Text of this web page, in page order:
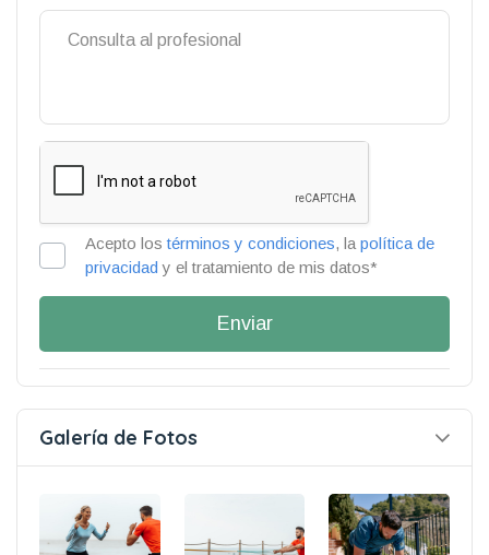
Acepto lostérminos y condiciones, la política de
privacidad y el tratamiento de mis datos*
Enviar
Galería de Fotos